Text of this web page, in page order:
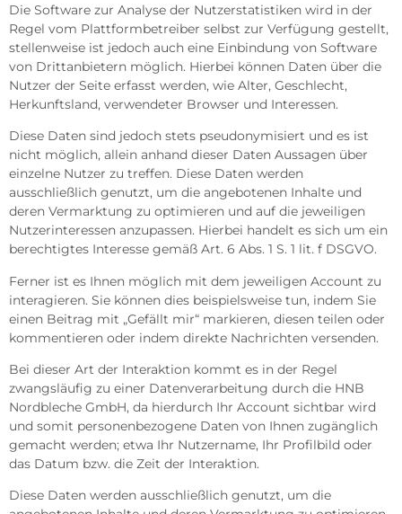
Die Software zur Analyse der Nutzerstatistiken wird in der
Regel vom Plattformbetreiber selbst zur Verfügung gestellt,
stellenweise ist jedoch auch eine Einbindung von Software
von Drittanbietern möglich. Hierbei können Daten über die
Nutzer der Seite erfasst werden, wie Alter, Geschlecht,
Herkunftsland, verwendeter Browser und Interessen.
Diese Daten sind jedoch stets pseudonymisiert und es ist
nicht möglich, allein anhand dieser Daten Aussagen über
einzelne Nutzer zu treffen. Diese Daten werden
ausschließlich genutzt, um die angebotenen Inhalte und
deren Vermarktung zu optimieren und auf die jeweiligen
Nutzerinteressen anzupassen. Hierbei handelt es sich um ein
berechtigtes Interesse gemäß Art. 6 Abs. 1 S. 1 lit. f DSGVO.
Ferner ist es Ihnen möglich mit dem jeweiligen Account zu
interagieren. Sie können dies beispielsweise tun, indem Sie
einen Beitrag mit „Gefällt mir“ markieren, diesen teilen oder
kommentieren oder indem direkte Nachrichten versenden.
Bei dieser Art der Interaktion kommt es in der Regel
zwangsläufig zu einer Datenverarbeitung durch die HNB
Nordbleche GmbH, da hierdurch Ihr Account sichtbar wird
und somit personenbezogene Daten von Ihnen zugänglich
gemacht werden; etwa Ihr Nutzername, Ihr Profilbild oder
das Datum bzw. die Zeit der Interaktion.
Diese Daten werden ausschließlich genutzt, um die